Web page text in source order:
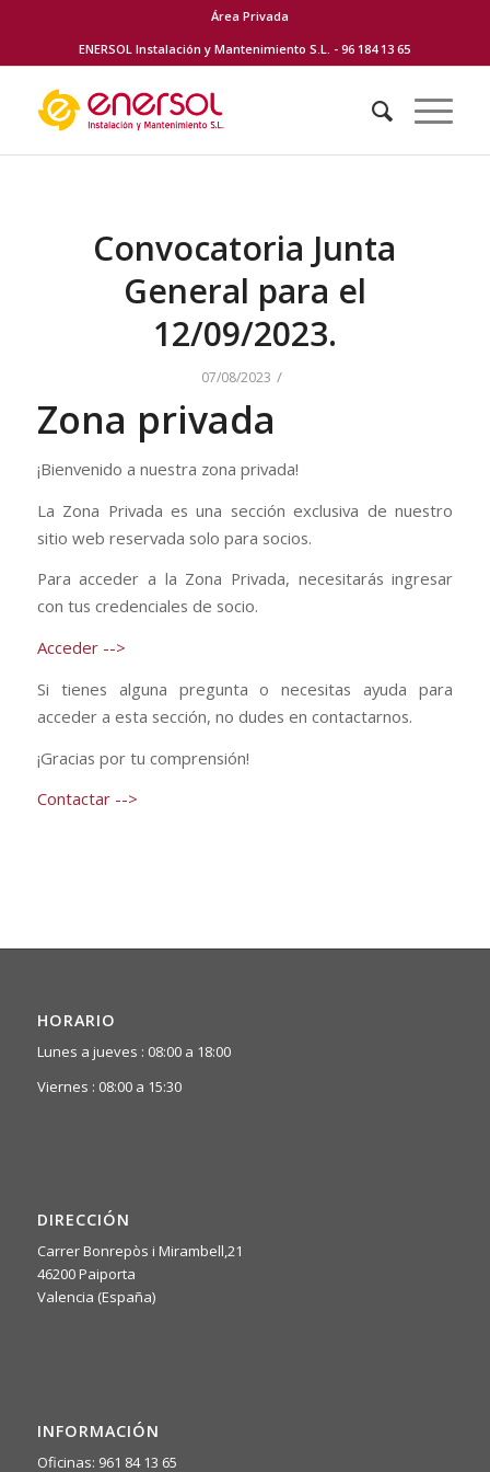
Área Privada
ENERSOL Instalación y Mantenimiento S.L. - 96 184 13 65
Convocatoria Junta
General para el
12/09/2023.
07/08/2023 /
Zona privada
¡Bienvenido a nuestra zona privada!
La Zona Privada es una sección exclusiva de nuestro
sitio web reservada solo para socios.
Para acceder a la Zona Privada, necesitarás ingresar
con tus credenciales de socio.
Acceder -->
Si tienes alguna pregunta o necesitas ayuda para
acceder a esta sección, no dudes en contactarnos.
¡Gracias por tu comprensión!
Contactar -->
HORARIO
Lunes a jueves : 08:00 a 18:00
Viernes : 08:00 a 15:30
DIRECCIÓN
Carrer Bonrepòs i Mirambell,21
46200 Paiporta
Valencia (España)
INFORMACIÓN
Oficinas: 961 84 13 65